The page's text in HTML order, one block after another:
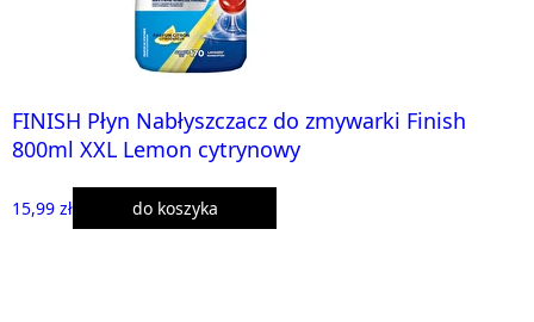
FINISH Płyn Nabłyszczacz do zmywarki Finish
800ml XXL Lemon cytrynowy
15,99 zł do koszyka